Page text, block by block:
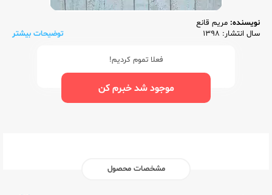
نویسنده: مریم قانع
سال انتشار: 1398
توضیحات بیشتر
فعلا تموم کردیم!
موجود شد خبرم کن
مشخصات محصول